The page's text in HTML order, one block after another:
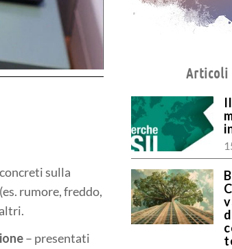
sulla
rumore, freddo,
– presentati
Articoli